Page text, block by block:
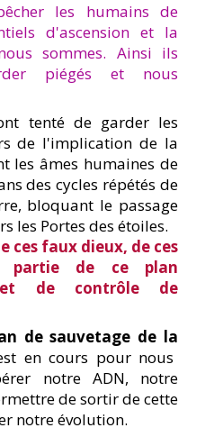
les humains de
d'ascension et la
sommes. Ainsi ils
piégés et nous
tenté de garder les
de l'implication de la
les âmes humaines de
des cycles répétés de
bloquant le passage
les Portes des étoiles.
ces faux dieux, de ces
partie de ce plan
et de contrôle de
de sauvetage de la
en cours pour nous
notre ADN, notre
de sortir de cette
notre évolution.